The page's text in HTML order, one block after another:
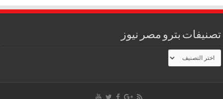
تصنيفات بترو مصر نيوز
تصنيفات
بترو
مصر